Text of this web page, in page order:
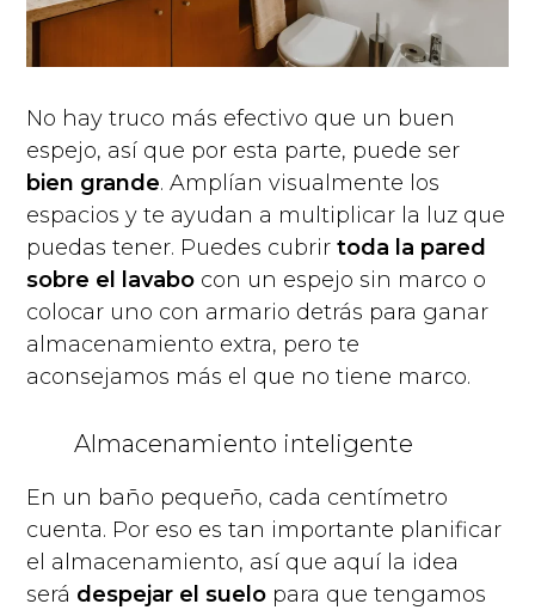
No hay truco más efectivo que un buen
espejo, así que por esta parte, puede ser
bien grande. Amplían visualmente los
espacios y te ayudan a multiplicar la luz que
puedas tener. Puedes cubrirtoda la pared
sobre el lavabo con un espejo sin marco o
colocar uno con armario detrás para ganar
almacenamiento extra, pero te
aconsejamos más el que no tiene marco.
Almacenamiento inteligente
En un baño pequeño, cada centímetro
cuenta. Por eso es tan importante planificar
el almacenamiento, así que aquí la idea
será despejar el suelo para que tengamos